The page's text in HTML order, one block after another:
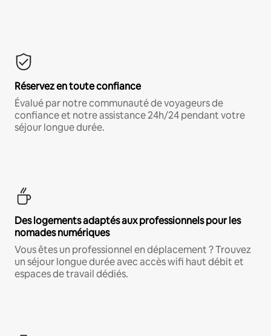
Réservez en toute confiance
Évalué par notre communauté de voyageurs de
confiance et notre assistance 24h/24 pendant votre
séjour longue durée.
Des logements adaptés aux professionnels pour les
nomades numériques
Vous êtes un professionnel en déplacement ? Trouvez
un séjour longue durée avec accès wifi haut débit et
espaces de travail dédiés.